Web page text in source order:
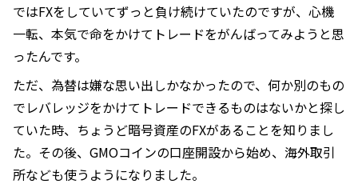
ではFXをしていてずっと負け続けていたのですが、心機
一転、本気で命をかけてトレードをがんばってみようと思
ったんです。
ただ、為替は嫌な思い出しかなかったので、何か別のもの
でレバレッジをかけてトレードできるものはないかと探し
ていた時、ちょうど暗号資産のFXがあることを知りまし
た。その後、GMOコインの口座開設から始め、海外取引
所なども使うようになりました。